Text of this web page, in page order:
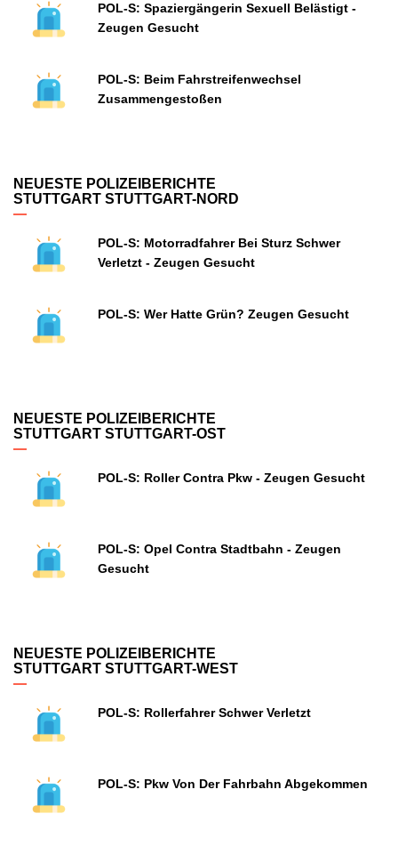
POL-S: Spaziergängerin Sexuell Belästigt -
Zeugen Gesucht
POL-S: Beim Fahrstreifenwechsel
Zusammengestoßen
NEUESTE POLIZEIBERICHTE
STUTTGART STUTTGART-NORD
POL-S: Motorradfahrer Bei Sturz Schwer
Verletzt - Zeugen Gesucht
POL-S: Wer Hatte Grün? Zeugen Gesucht
NEUESTE POLIZEIBERICHTE
STUTTGART STUTTGART-OST
POL-S: Roller Contra Pkw - Zeugen Gesucht
POL-S: Opel Contra Stadtbahn - Zeugen
Gesucht
NEUESTE POLIZEIBERICHTE
STUTTGART STUTTGART-WEST
POL-S: Rollerfahrer Schwer Verletzt
POL-S: Pkw Von Der Fahrbahn Abgekommen